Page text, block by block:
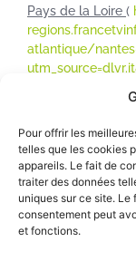
Pour offrir les
telles que les cookies
appareils. Le fait de
traiter des données
uniques sur ce site. Le
consentement peut
et fonctions.
Pays de la Loire (
atlantique/
Précédent